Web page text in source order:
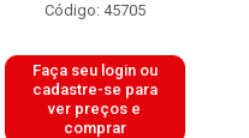
Código: 45705
Faça seu login ou
cadastre-se para
ver preços e
comprar